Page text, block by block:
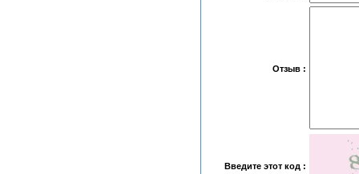
Отзыв :
Введите этот код :